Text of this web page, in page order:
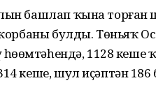
башлап ҡына торған
булды. Төньяҡ
1128 кеше
кеше, шул иҫәптән